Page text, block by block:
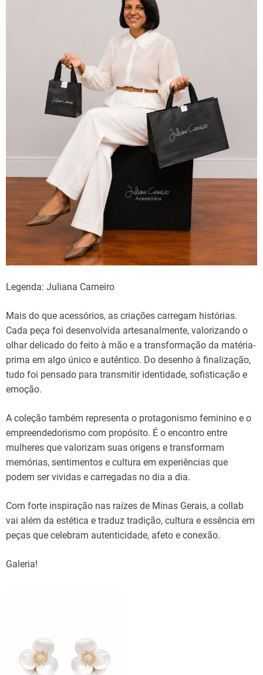
Legenda: Juliana Carneiro
Mais do que acessórios, as criações carregam histórias.
Cada peça foi desenvolvida artesanalmente, valorizando o
olhar delicado do feito à mão e a transformação da matéria-
prima em algo único e autêntico. Do desenho à finalização,
tudo foi pensado para transmitir identidade, sofisticação e
emoção.
A coleção também representa o protagonismo feminino e o
empreendedorismo com propósito. É o encontro entre
mulheres que valorizam suas origens e transformam
memórias, sentimentos e cultura em experiências que
podem ser vividas e carregadas no dia a dia.
Com forte inspiração nas raízes de Minas Gerais, a collab
vai além da estética e traduz tradição, cultura e essência em
peças que celebram autenticidade, afeto e conexão.
Galeria!